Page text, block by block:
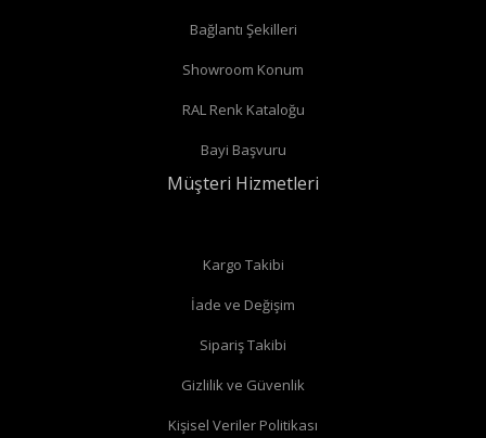
Bağlantı Şekilleri
Showroom Konum
RAL Renk Kataloğu
Bayi Başvuru
Müşteri Hizmetleri
Kargo Takibi
İade ve Değişim
Sipariş Takibi
Gizlilik ve Güvenlik
Kişisel Veriler Politikası